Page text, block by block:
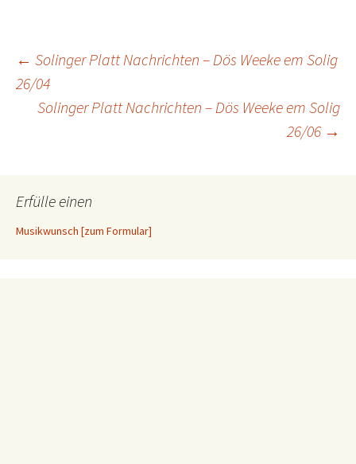
Beitragsnavigation
← Solinger Platt Nachrichten – Dös Weeke em Solig
26/04
Solinger Platt Nachrichten – Dös Weeke em Solig
26/06 →
Erfülle einen
Musikwunsch [zum Formular]